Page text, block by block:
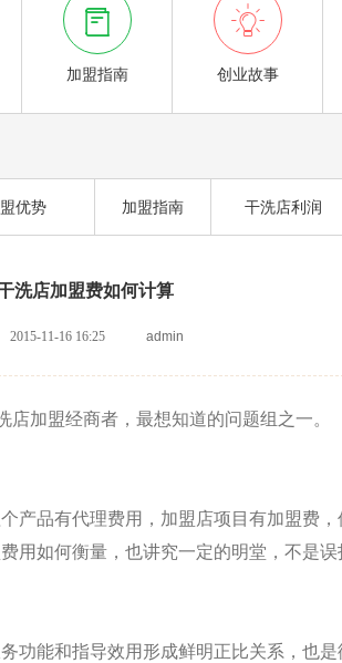

加盟指南

创业故事
优势 加盟指南 干洗店利润
洗店加盟费如何计算
2015-11-16 16:25 admin
店加盟经商者，最想知道的问题组之一。
产品有代理费用，加盟店项目有加盟费
用如何衡量，也讲究一定的明堂，不是误
功能和指导效用形成鲜明正比关系，也是